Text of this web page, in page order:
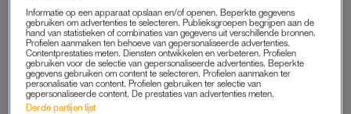
nu nog in beeld zijn om naar Nederland te gaan. Vrijdag
meldde het ministerie nog dat van de 273 tolken die voor
Nederland werkten inmiddels zo’n 110 met hun gezinnen naar
Nederland zijn gehaald. Demissionair minister Ank Bijleveld
(Defensie) zei vrijdag de rest “versneld” naar Nederland te
willen brengen.
Informatie op een apparaat opslaan en/of openen. Beperkte gegevens
gebruiken om advertenties te selecteren. Publieksgroepen begrijpen aan de
hand van statistieken of combinaties van gegevens uit verschillende bronnen.
Profielen aanmaken ten behoeve van gepersonaliseerde advertenties.
Contentprestaties meten. Diensten ontwikkelen en verbeteren. Profielen
gebruiken voor de selectie van gepersonaliseerde advertenties. Beperkte
gegevens gebruiken om content te selecteren. Profielen aanmaken ter
personalisatie van content. Profielen gebruiken ter selectie van
gepersonaliseerde content. De prestaties van advertenties meten.
Derde partijen lijst